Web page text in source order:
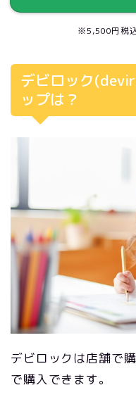
※5,500円税
デビロック
ップは？
デビロックは店舗で
で購入できます。